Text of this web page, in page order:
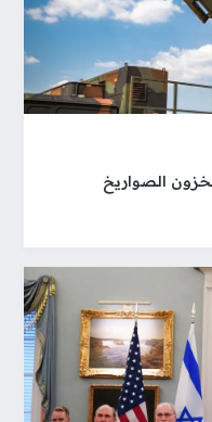
الصواريخ